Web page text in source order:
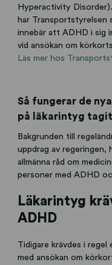
Hyperactivity
har Transportstyrelsen
innebär att ADHD i sig
vid ansökan om
Läs mer hos
Så fungerar de
på läkarintyg
Bakgrunden till
uppdrag av
allmänna råd om
personer med ADHD
Läkarintyg
ADHD
Tidigare krävdes i regel
med ansökan om